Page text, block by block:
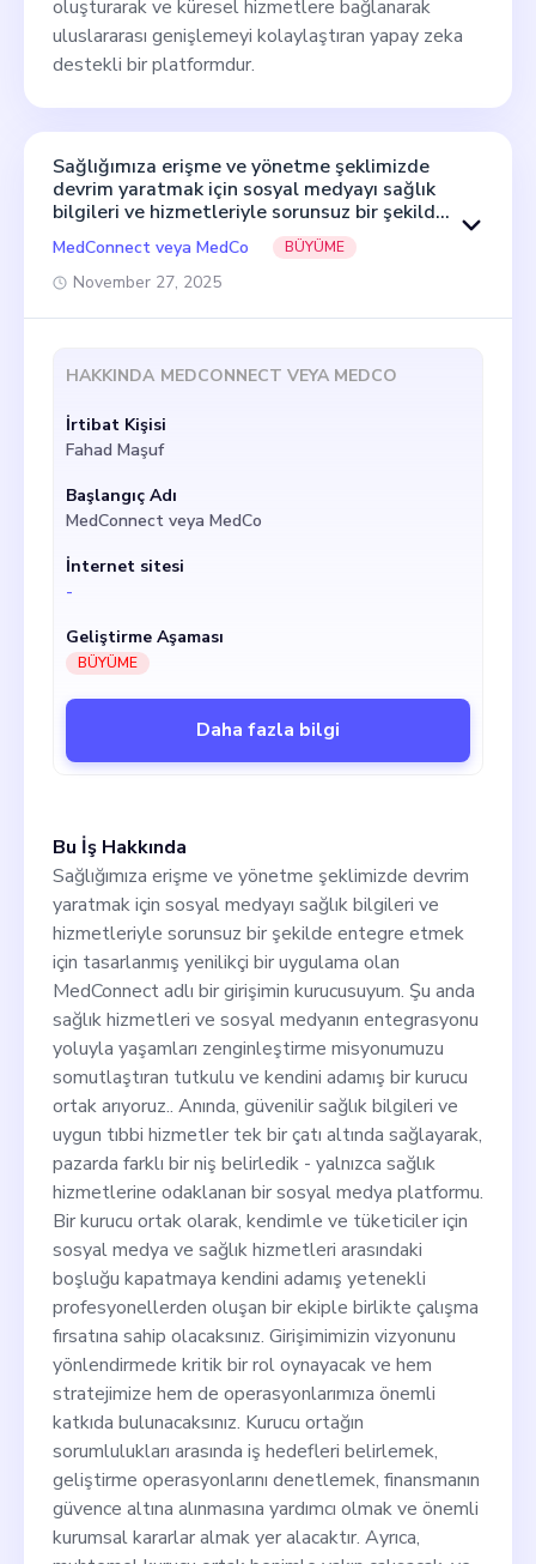
oluşturarak ve küresel hizmetlere bağlanarak
uluslararası genişlemeyi kolaylaştıran yapay zeka
destekli bir platformdur.
Sağlığımıza erişme ve yönetme şeklimizde
devrim yaratmak için sosyal medyayı sağlık
bilgileri ve hizmetleriyle sorunsuz bir şekilde
entegre etmek için tasarlanmış yenilikçi bir
uygulama olan MedConnect adlı bir girişimin
kurucusuyum. Şu anda sağlık hizmetleri ve
yaşamları zenginleştirme misyonumuzu
kurucu ortak arıyoruz.. Anında, güvenilir
çatı altında sağlayarak, pazarda farklı bir niş
belirledik - yalnızca sağlık hizmetlerine
odaklanan bir sosyal medya platformu. Bir
kurucu ortak olarak, kendimle ve tüketiciler
için sosyal medya ve sağlık hizmetleri
arasındaki boşluğu kapatmaya kendini
adamış yetenekli profesyonellerden oluşan
bir ekiple birlikte çalışma fırsatına sahip
olacaksınız. Girişimimizin vizyonunu
stratejimize hem de operasyonlarımıza
önemli katkıda bulunacaksınız. Kurucu ortağın
belirlemek, geliştirme operasyonlarını
denetlemek, finansmanın güvence altına
alınmasına yardımcı olmak ve önemli
MedConnect veya MedCo BÜYÜME
November 27, 2025
Bu İş Hakkında
Sağlığımıza erişme ve yönetme şeklimizde devrim
yaratmak için sosyal medyayı sağlık bilgileri ve
hizmetleriyle sorunsuz bir şekilde entegre etmek
için tasarlanmış yenilikçi bir uygulama olan
MedConnect adlı bir girişimin kurucusuyum. Şu anda
sağlık hizmetleri ve sosyal medyanın entegrasyonu
yoluyla yaşamları zenginleştirme misyonumuzu
somutlaştıran tutkulu ve kendini adamış bir kurucu
ortak arıyoruz.. Anında, güvenilir sağlık bilgileri ve
uygun tıbbi hizmetler tek bir çatı altında sağlayarak,
pazarda farklı bir niş belirledik - yalnızca sağlık
hizmetlerine odaklanan bir sosyal medya platformu.
Bir kurucu ortak olarak, kendimle ve tüketiciler için
sosyal medya ve sağlık hizmetleri arasındaki
boşluğu kapatmaya kendini adamış yetenekli
profesyonellerden oluşan bir ekiple birlikte çalışma
fırsatına sahip olacaksınız. Girişimimizin vizyonunu
yönlendirmede kritik bir rol oynayacak ve hem
stratejimize hem de operasyonlarımıza önemli
katkıda bulunacaksınız. Kurucu ortağın
sorumlulukları arasında iş hedefleri belirlemek,
geliştirme operasyonlarını denetlemek, finansmanın
güvence altına alınmasına yardımcı olmak ve önemli
kurumsal kararlar almak yer alacaktır. Ayrıca,
HAKKINDA MEDCONNECT VEYA MEDCO
İrtibat Kişisi
Fahad Maşuf
Başlangıç Adı
MedConnect veya MedCo
İnternet sitesi
-
Geliştirme Aşaması
BÜYÜME
Daha fazla bilgi